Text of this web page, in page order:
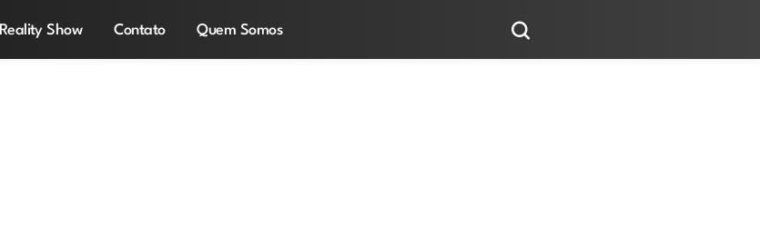
Reality Show Contato Quem Somos